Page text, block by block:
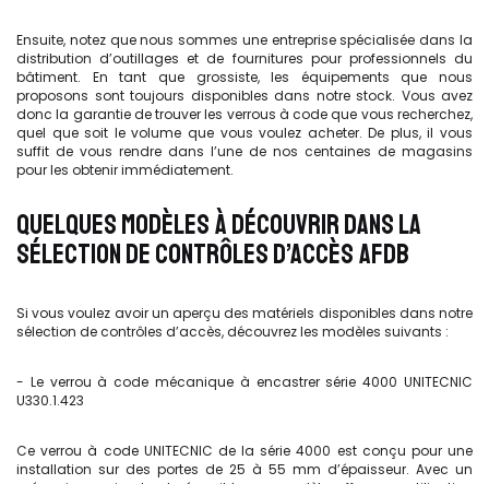
Ensuite, notez que nous sommes une entreprise spécialisée dans la
distribution d’outillages et de fournitures pour professionnels du
bâtiment. En tant que grossiste, les équipements que nous
proposons sont toujours disponibles dans notre stock. Vous avez
donc la garantie de trouver les verrous à code que vous recherchez,
quel que soit le volume que vous voulez acheter. De plus, il vous
suffit de vous rendre dans l’une de nos centaines de magasins
pour les obtenir immédiatement.
QUELQUES MODÈLES À DÉCOUVRIR DANS LA
SÉLECTION DE CONTRÔLES D’ACCÈS AFDB
Si vous voulez avoir un aperçu des matériels disponibles dans notre
sélection de contrôles d’accès, découvrez les modèles suivants :
- Le verrou à code mécanique à encastrer série 4000 UNITECNIC
U330.1.423
Ce verrou à code UNITECNIC de la série 4000 est conçu pour une
installation sur des portes de 25 à 55 mm d’épaisseur. Avec un